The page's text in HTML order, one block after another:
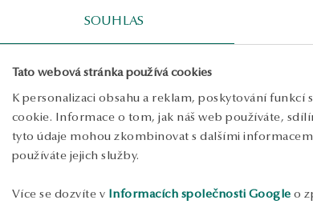
SOUHLAS
Tato webová stránka používá cookies
K personalizaci obsahu a reklam, poskytování funkcí
cookie. Informace o tom, jak náš web používáte,
tyto údaje mohou zkombinovat s dalšími
používáte jejich služby.
Více se dozvíte v Informacích společnosti Google o